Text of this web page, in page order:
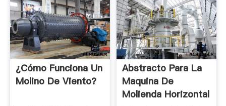
¿Cómo Funciona Un
Molino De Viento?
Abstracto Para La
Maquina De
Molienda Horizontal